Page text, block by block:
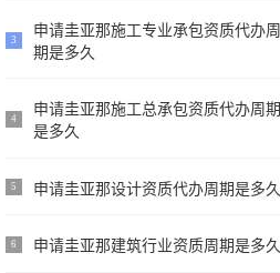
3
申请圭亚那施工专业承包资质代办周
期是多久
4
申请圭亚那施工总承包资质代办周期
是多久
5 申请圭亚那设计资质代办周期是多久
6 申请圭亚那建筑行业资质周期是多久